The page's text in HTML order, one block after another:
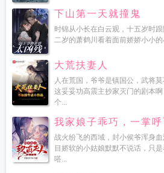
下山第一天就撞鬼
时锦从小长在白云观，十五岁时
二岁的萧鹤川看着面前娇娇小小
大荒扶妻人
人在荒国，爷爷是镇国公，武将
这妥妥功高震主抄家灭门的剧本
个...
我家娘子乖巧，一掌
战火纷飞的西域，封小侯爷浑身
目娇软的小姑娘默默不说话，只
嗒...